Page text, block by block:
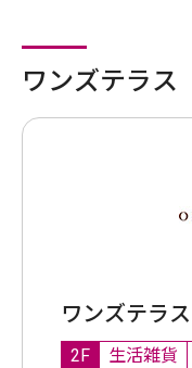
ワンズテラス
ワンズテラス
2F 生活雑貨